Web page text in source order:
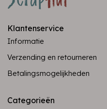
Klantenservice
Informatie
Verzending en retourneren
Betalingsmogelijkheden
Categorieën